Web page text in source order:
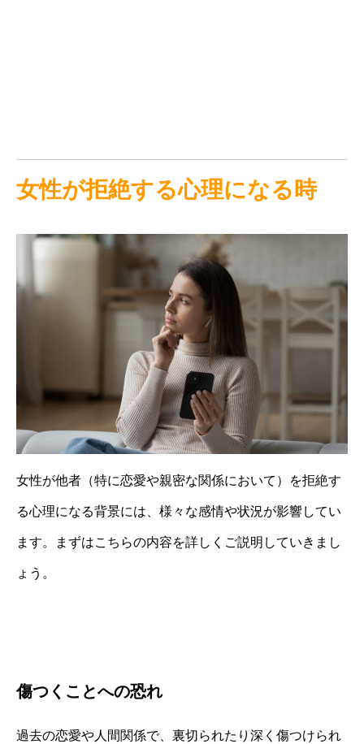
女性が拒絶する心理になる時
女性が他者（特に恋愛や親密な関係において）を拒絶す
る心理になる背景には、様々な感情や状況が影響してい
ます。まずはこちらの内容を詳しくご説明していきまし
ょう。
傷つくことへの恐れ
過去の恋愛や人間関係で、裏切られたり深く傷つけられ